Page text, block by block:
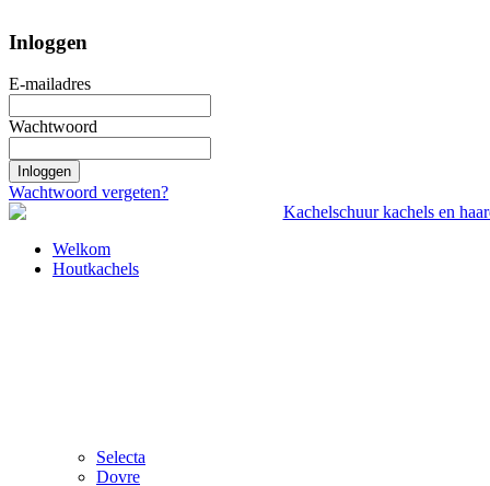
Inloggen
E-mailadres
Wachtwoord
Inloggen
Wachtwoord vergeten?
Welkom
Houtkachels
Selecta
Dovre